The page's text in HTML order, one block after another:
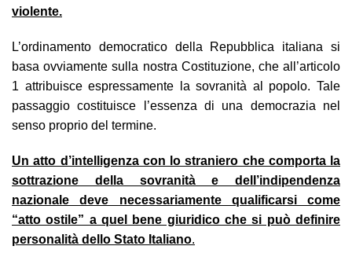
violente.
L’ordinamento democratico della Repubblica italiana si
basa ovviamente sulla nostra Costituzione, che all’articolo
1 attribuisce espressamente la sovranità al popolo. Tale
passaggio costituisce l’essenza di una democrazia nel
senso proprio del termine.
Un atto d’intelligenza con lo straniero che comporta la
sottrazione della sovranità e dell’indipendenza
nazionale deve necessariamente qualificarsi come
“atto ostile” a quel bene giuridico che si può definire
personalità dello Stato Italiano.